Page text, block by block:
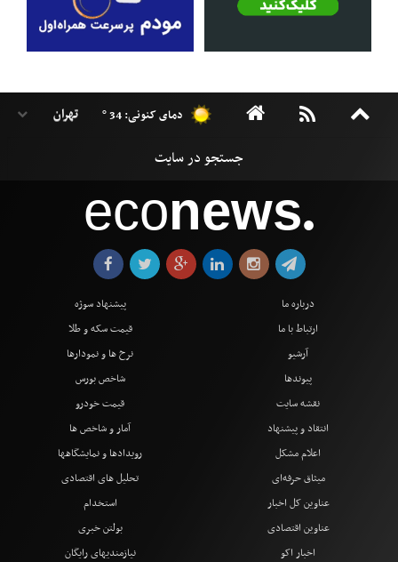
دمای کنونی: 34 °
econews●
درباره ما
ارتباط با ما
آرشیو
پیوندها
نقشه سایت
انتقاد و پیشنهاد
اعلام مشکل
میثاق حرفه‌ای
پیشنهاد سوژه
قیمت سکه و طلا
نرخ ها و نمودارها
شاخص بورس
قیمت خودرو
آمار و شاخص ها
رویدادها و نمایشگاهها
تحلیل های اقتصادی
عناوین کل اخبار
عناوین اقتصادی
اخبار اکو
استخدام
بولتن خبری
نیازمندیهای رایگان